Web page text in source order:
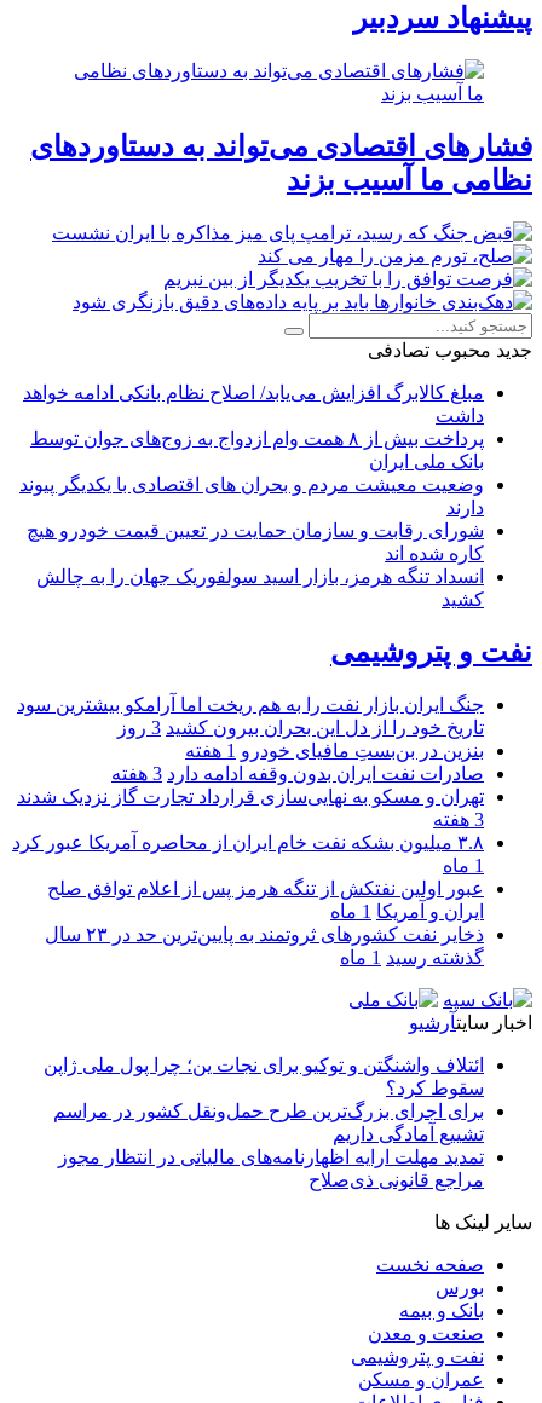
پیشنهاد سردبیر
فشارهای اقتصادی می‌تواند به دستاوردهای
نظامی ما آسیب بزند
جدید محبوب تصادفی
مبلغ کالابرگ افزایش می‌یابد/ اصلاح نظام بانکی ادامه خواهد
داشت
پرداخت بیش از ۸ همت وام ازدواج به زوج‌های جوان توسط
بانک ملی ایران
وضعیت معیشت مردم و بحران های اقتصادی با یکدیگر پیوند
دارند
شورای رقابت و سازمان حمایت در تعیین قیمت خودرو هیچ
کاره شده اند
انسداد تنگه هرمز، بازار اسید سولفوریک جهان را به چالش
کشید
نفت و پتروشیمی
جنگ ایران بازار نفت را به هم ریخت اما آرامکو بیشترین سود
تاریخ خود را از دل این بحران بیرون کشید 3 روز
بنزین در بن‌بستِ مافیای خودرو 1 هفته
صادرات نفت ایران بدون وقفه ادامه دارد 3 هفته
تهران و مسکو به نهایی‌سازی قرارداد تجارت گاز نزدیک شدند
3 هفته
۳.۸ میلیون بشکه نفت خام ایران از محاصره آمریکا عبور کرد
1 ماه
عبور اولین نفتکش از تنگه هرمز پس از اعلام توافق صلح
ایران و آمریکا 1 ماه
ذخایر نفت کشورهای ثروتمند به پایین‌ترین حد در ۲۳ سال
گذشته رسید 1 ماه
اخبار سایتآرشیو
ائتلاف واشنگتن و توکیو برای نجات ین؛ چرا پول ملی ژاپن
سقوط کرد؟
برای اجرای بزرگ‌ترین طرح حمل‌ونقل کشور در مراسم
تشییع آمادگی داریم
تمدید مهلت ارایه اظهارنامه‌های مالیاتی در انتظار مجوز
مراجع قانونی ذی‌‏صلاح
سایر لینک ها
صفحه نخست
بورس
بانک و بیمه
صنعت و معدن
نفت و پتروشیمی
عمران و مسکن